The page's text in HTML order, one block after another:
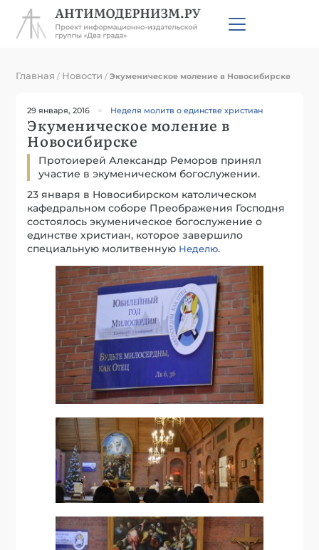
Главная / Новости /Экуменическое моление в Новосибирске
29 января, 2016 Неделя молитв о единстве христиан
Экуменическое моление в
Новосибирске
Протоиерей Александр Реморов принял
участие в экуменическом богослужении.
23 января в Новосибирском католическом
кафедральном соборе Преображения Господня
состоялось экуменическое богослужение о
единстве христиан, которое завершило
специальную молитвенную Неделю.